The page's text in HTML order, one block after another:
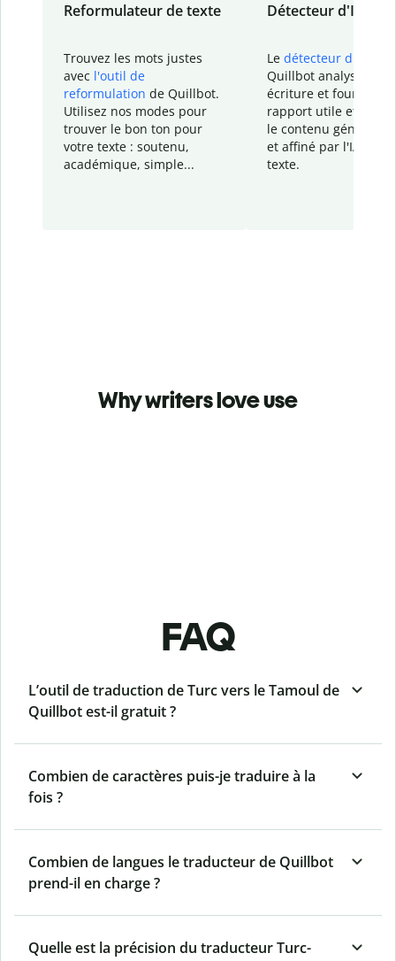
Reformulateur de texte
Trouvez les mots justes
avec l'outil de
reformulation de Quillbot.
Utilisez nos modes pour
trouver le bon ton pour
votre texte : soutenu,
académique, simple...
Détecteur d'IA
Le détecteur d'IA
Quillbot analyse votre
écriture et fournit un
rapport utile et
le contenu généré
et affiné par l'IA
texte.
Why writers love use
FAQ
L’outil de traduction de Turc vers le Tamoul de
Quillbot est-il gratuit ?
Combien de caractères puis-je traduire à la
fois ?
Combien de langues le traducteur de Quillbot
prend-il en charge ?
Quelle est la précision du traducteur Turc-